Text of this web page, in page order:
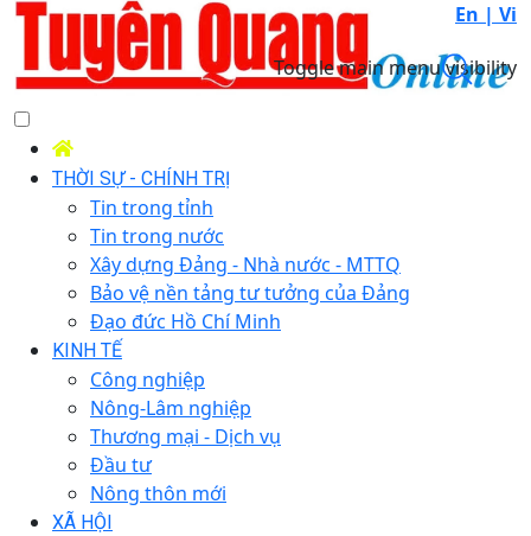
En | Vi
Toggle main menu visibility
THỜI SỰ - CHÍNH TRỊ
Tin trong tỉnh
Tin trong nước
Xây dựng Đảng - Nhà nước - MTTQ
Bảo vệ nền tảng tư tưởng của Đảng
Đạo đức Hồ Chí Minh
KINH TẾ
Công nghiệp
Nông-Lâm nghiệp
Thương mại - Dịch vụ
Đầu tư
Nông thôn mới
XÃ HỘI